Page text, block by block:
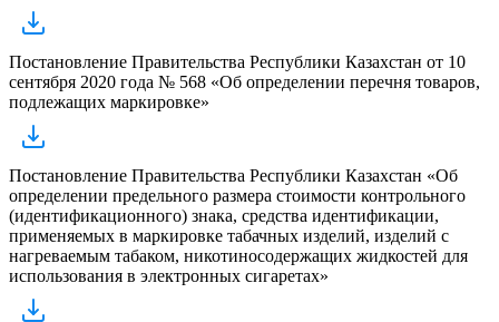
Постановление Правительства Республики Казахстан от 10
сентября 2020 года № 568 «Об определении перечня товаров,
подлежащих маркировке»
Постановление Правительства Республики Казахстан «Об
определении предельного размера стоимости контрольного
(идентификационного) знака, средства идентификации,
применяемых в маркировке табачных изделий, изделий с
нагреваемым табаком, никотиносодержащих жидкостей для
использования в электронных сигаретах»